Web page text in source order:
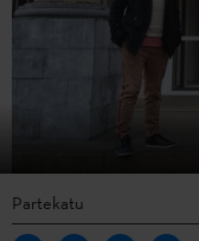
Partekatu